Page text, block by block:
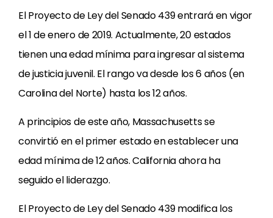
El Proyecto de Ley del Senado 439 entrará en vigor
el 1 de enero de 2019. Actualmente, 20 estados
tienen una edad mínima para ingresar al sistema
de justicia juvenil. El rango va desde los 6 años (en
Carolina del Norte) hasta los 12 años.
A principios de este año, Massachusetts se
convirtió en el primer estado en establecer una
edad mínima de 12 años. California ahora ha
seguido el liderazgo.
El Proyecto de Ley del Senado 439 modifica los